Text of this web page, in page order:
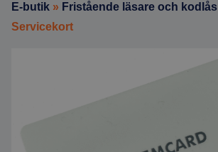
E-butik » Fristående läsare och kodlås
Servicekort